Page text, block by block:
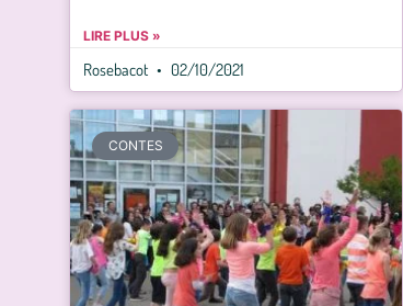
LIRE PLUS »
Rosebacot 02/10/2021
CONTES